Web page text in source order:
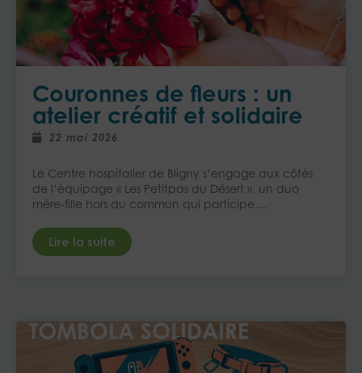
Couronnes de fleurs : un
atelier créatif et solidaire
22 mai 2026
Le Centre hospitalier de Bligny s’engage aux côtés
de l’équipage « Les Petitpas du Désert », un duo
mère-fille hors du commun qui participe....
Lire la suite